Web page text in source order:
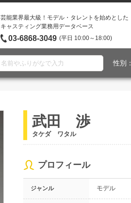
芸能業界最大級！モデル・タレントを始めとした
キャスティング業務用データベース
03-6868-3049 (平日 10:00～18:00)
性別：
武田 渉
タケダ ワタル
プロフィール
ジャンル モデル